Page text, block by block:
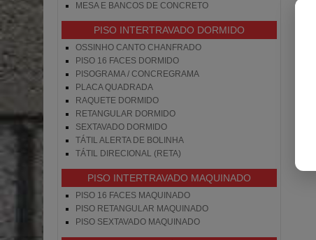
MESA E BANCOS DE CONCRETO
PISO INTERTRAVADO DORMIDO
OSSINHO CANTO CHANFRADO
PISO 16 FACES DORMIDO
PISOGRAMA / CONCREGRAMA
PLACA QUADRADA
RAQUETE DORMIDO
RETANGULAR DORMIDO
SEXTAVADO DORMIDO
TÁTIL ALERTA DE BOLINHA
TÁTIL DIRECIONAL (RETA)
PISO INTERTRAVADO MAQUINADO
PISO 16 FACES MAQUINADO
PISO RETANGULAR MAQUINADO
PISO SEXTAVADO MAQUINADO